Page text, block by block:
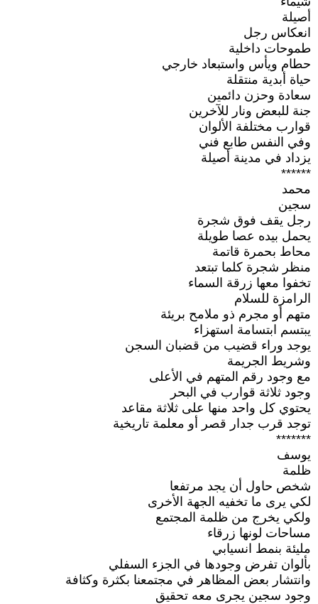
أصيلة
انعكاس رجل
طموحات داخلية
حطام ويأس واستبعاد خارجي
حياة أبدية منتقلة
سعادة وحزن دائمين
جنة للبعض ونار للآخرين
قوارب مختلفة الألوان
وفي النفس طابع فني
يزداد في مدينة أصيلة
******
محمد
سجين
رجل يقف فوق شجرة
يحمل بيده عصا طويلة
محاط بحمرة قاتمة
منظر شجرة كلما تبتعد
تخفوا معها زرقة السماء
الرامزة للسلام
متهم أو مجرم ذو ملامح بريئة
يبتسم ابتسامة استهزاء
يوجد وراء قضيب من قضبان السجن
وشريط الجريمة
مع وجود رقم المتهم في الأعلى
وجود ثلاثة قوارب في البحر
يحتوي كل واحد منها على ثلاثة مقاعد
توجد قرب جدار قصر أو معلمة تاريخية
*******
يوسف
ظلمة
شخص حاول أن يجد مرتفعا
لكي يرى ما تخفيه الجهة الأخرى
ولكي يخرج من ظلمة المجتمع
مساحات لونها زرقاء
مليئة بنمط انسيابي
بألوان تفرض وجودها في الجزء السفلي
وانتشار بعض المظاهر في مجتمعنا بكثرة وكثافة
وجود سجين يجرى معه تحقيق